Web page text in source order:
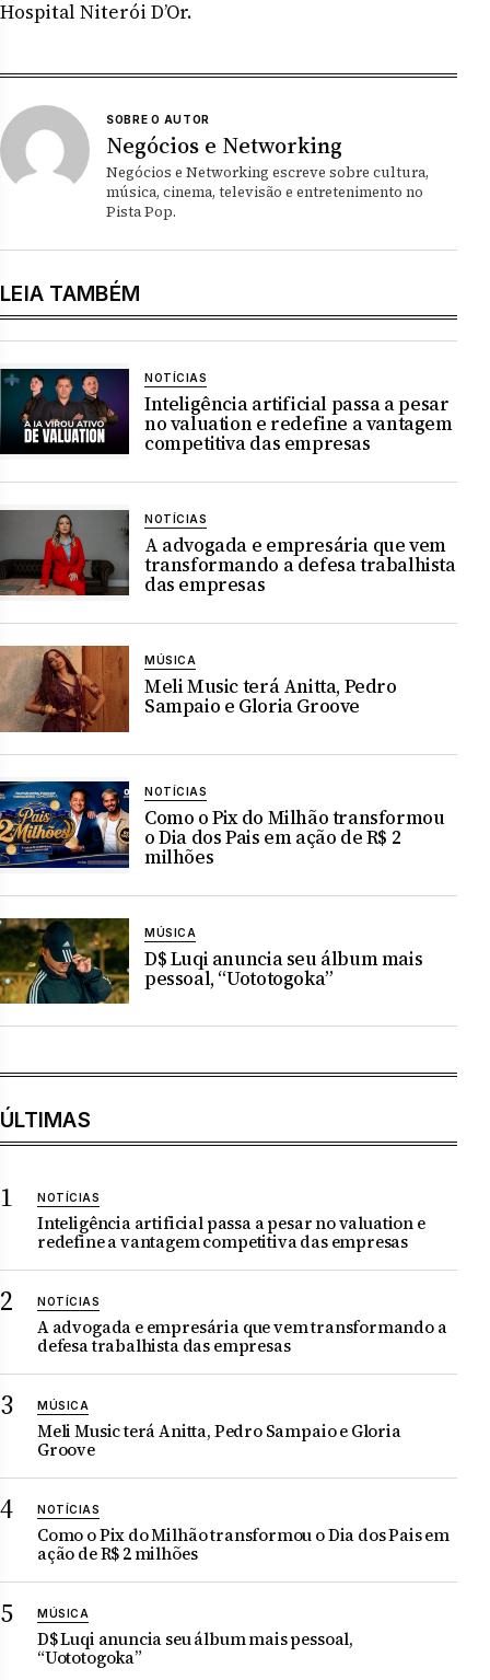
Hospital Niterói D’Or.
SOBRE O AUTOR
Negócios e Networking
Negócios e Networking escreve sobre cultura,
música, cinema, televisão e entretenimento no
Pista Pop.
LEIA TAMBÉM
NOTÍCIAS
Inteligência artificial passa a pesar
no valuation e redefine a vantagem
competitiva das empresas
NOTÍCIAS
A advogada e empresária que vem
transformando a defesa trabalhista
das empresas
MÚSICA
Meli Music terá Anitta, Pedro
Sampaio e Gloria Groove
NOTÍCIAS
Como o Pix do Milhão transformou
o Dia dos Pais em ação de R$ 2
milhões
MÚSICA
D$ Luqi anuncia seu álbum mais
pessoal, “Uototogoka”
ÚLTIMAS
NOTÍCIAS
Inteligência artificial passa a pesar no valuation e
redefine a vantagem competitiva das empresas
NOTÍCIAS
A advogada e empresária que vem transformando a
defesa trabalhista das empresas
MÚSICA
Meli Music terá Anitta, Pedro Sampaio e Gloria
Groove
NOTÍCIAS
Como o Pix do Milhão transformou o Dia dos Pais em
ação de R$ 2 milhões
MÚSICA
D$ Luqi anuncia seu álbum mais pessoal,
“Uototogoka”